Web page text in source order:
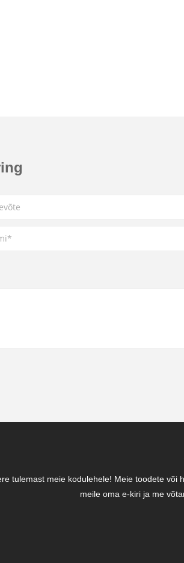
tulemast meie kodulehele! Meie toodete või
meile oma e-kiri ja me